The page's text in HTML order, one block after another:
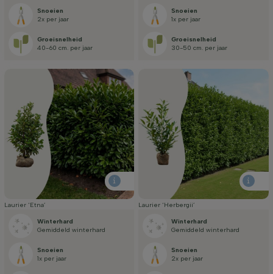
Snoeien
2x per jaar
Groei­snelheid
40-60 cm. per jaar
Snoeien
1x per jaar
Groei­snelheid
30-50 cm. per jaar
Laurier ‘Etna’
Winterhard
Gemiddeld winterhard
Snoeien
1x per jaar
Laurier ‘Herbergii’
Winterhard
Gemiddeld winterhard
Snoeien
2x per jaar